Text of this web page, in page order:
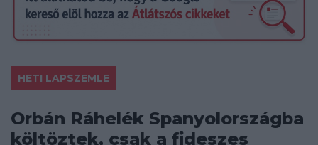
HETI LAPSZEMLE
Orbán Ráhelék Spanyolországba
költöztek, csak a fideszes